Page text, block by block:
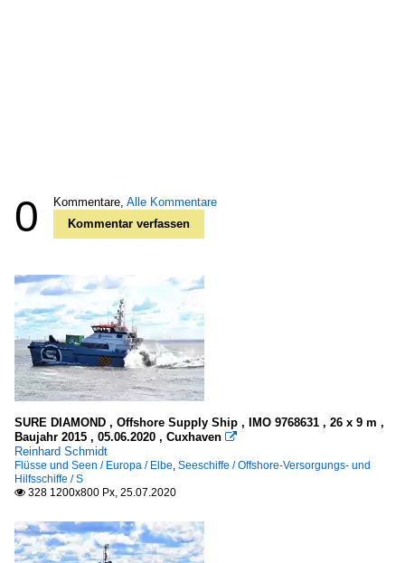
0 Kommentare, Alle Kommentare
Kommentar verfassen
SURE DIAMOND , Offshore Supply Ship , IMO 9768631 , 26 x 9 m ,
Baujahr 2015 , 05.06.2020 , Cuxhaven 
Reinhard Schmidt
Flüsse und Seen / Europa / Elbe, Seeschiffe / Offshore-Versorgungs- und
Hilfsschiffe / S
 328 1200x800 Px, 25.07.2020